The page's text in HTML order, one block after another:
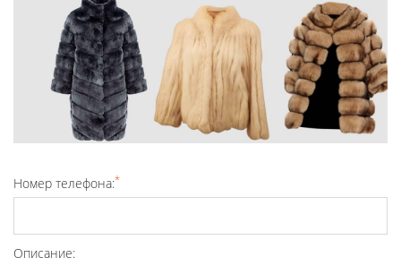
Номер телефона:*
Описание: